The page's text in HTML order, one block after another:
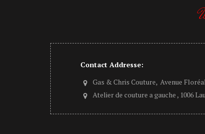
Contact Addresse:
Gas & Chris Couture, Avenue
Atelier de couture a gauche , 1006